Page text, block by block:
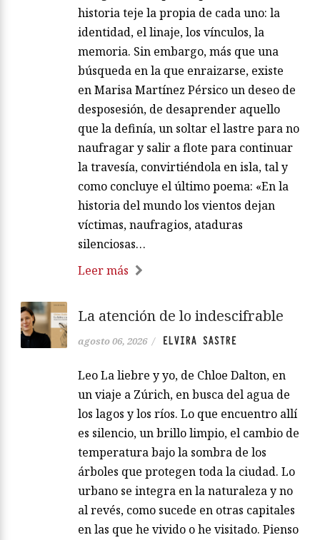
historia teje la propia de cada uno: la
identidad, el linaje, los vínculos, la
memoria. Sin embargo, más que una
búsqueda en la que enraizarse, existe
en Marisa Martínez Pérsico un deseo de
desposesión, de desaprender aquello
que la definía, un soltar el lastre para no
naufragar y salir a flote para continuar
la travesía, convirtiéndola en isla, tal y
como concluye el último poema: «En la
historia del mundo los vientos dejan
víctimas, naufragios, ataduras
silenciosas…
Leer más
La atención de lo indescifrable
agosto 06, 2026 / ELVIRA SASTRE
Leo La liebre y yo, de Chloe Dalton, en
un viaje a Zúrich, en busca del agua de
los lagos y los ríos. Lo que encuentro allí
es silencio, un brillo limpio, el cambio de
temperatura bajo la sombra de los
árboles que protegen toda la ciudad. Lo
urbano se integra en la naturaleza y no
al revés, como sucede en otras capitales
en las que he vivido o he visitado. Pienso